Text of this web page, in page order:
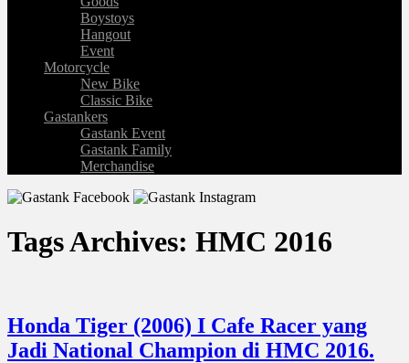
Boystoys
Hangout
Event
Motorcycle
New Bike
Classic Bike
Gastankers
Gastank Event
Gastank Family
Merchandise
Tags Archives: HMC 2016
Honda Tiger (2006) I Cafe Racer yang
Jadi National Champion di HMC 2016.